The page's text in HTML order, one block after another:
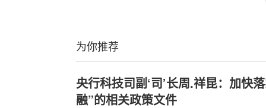
为你推荐
央行科技司副‘司’长周.祥昆：加快
融”的相关政策文件